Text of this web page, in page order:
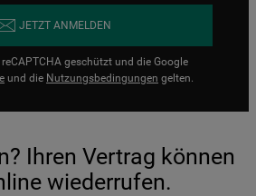
JETZT ANMELDEN
geschützt und die Google
und die Nutzungsbedingungen gelten.
Ihren Vertrag können
wiederrufen.